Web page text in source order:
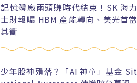
記憶體廠兩頭賺時代結束！SK 海力
士財報曝 HBM 產能轉向、美光首當
其衝
少年股神殞落？「AI 神童」基金 Sit